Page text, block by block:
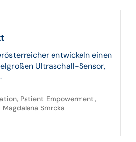
entwickeln einen
Ultraschall-Sensor,
Patient Empowerment,
Magdalena Smrcka